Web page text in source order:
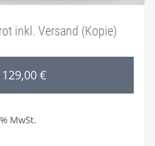
inkl. Versand (Kopie)
129,00€
MwSt.